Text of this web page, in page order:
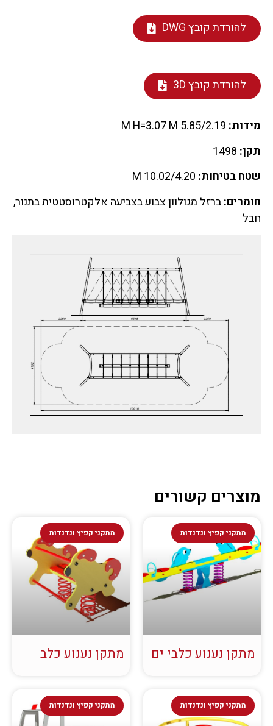
להורדת קובץ DWG
להורדת קובץ 3D
מידות:
תקן:
שטח בטיחות:
חומרים:ברזל מגולוון צבוע בצביעה אלקטרוסטטית בתנור,
חבל
מוצרים קשורים
מתקני קפיץ ונדנדות
מתקן נענוע כלבי ים
מתקני קפיץ ונדנדות
מתקן נענוע כלב
מתקני קפיץ ונדנדות מתקני קפיץ ונדנדות